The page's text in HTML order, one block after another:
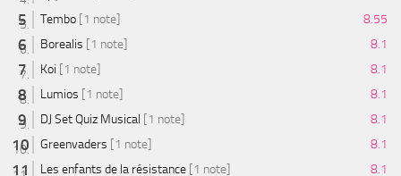
Tembo [1 note]
8.55
Borealis [1 note]
8.1
Koi [1 note]
8.1
Lumios [1 note]
8.1
DJ Set Quiz Musical [1 note]
8.1
Greenvaders [1 note]
8.1
Les enfants de la résistance [1 note]
8.1